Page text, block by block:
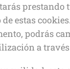
prestando
estas
podrás
a